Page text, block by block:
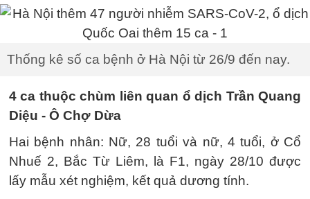
Thống kê số ca bệnh ở Hà Nội từ 26/9 đến nay.
4 ca thuộc chùm liên quan ổ dịch Trần Quang
Diệu - Ô Chợ Dừa
Hai bệnh nhân: Nữ, 28 tuổi và nữ, 4 tuổi, ở Cổ
Nhuế 2, Bắc Từ Liêm, là F1, ngày 28/10 được
lấy mẫu xét nghiệm, kết quả dương tính.